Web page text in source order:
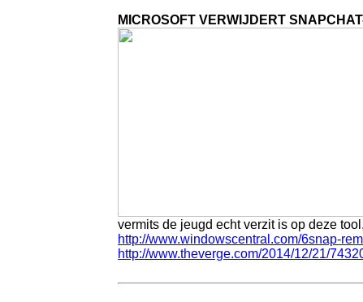
MICROSOFT VERWIJDERT
vermits de jeugd echt verzit is op deze
http://www.windowscentral.com/6snap-
http://www.theverge.com/2014/12/21/